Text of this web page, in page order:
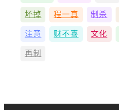
坏掉 程一真 制杀
注意 财不喜 文化
再制